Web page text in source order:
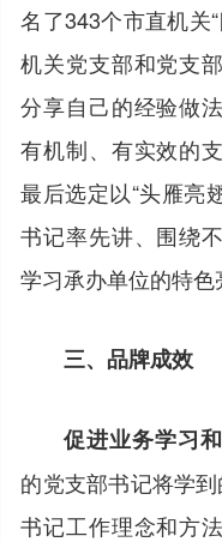
名了343个市直机关
机关党支部和党支
分享自己的经验做
有机制、有实效的
最后选定以“头雁亮
书记率先讲、围绕
学习承办单位的特色
三、品牌成效
促进业务学习
的党支部书记将学
书记工作理念和方